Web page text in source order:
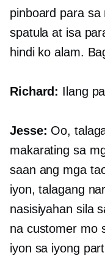
pinboard para
spatula at isa
hindi ko alam.
Richard: Ilang
Jesse: Oo,
makarating sa
saan ang mga
iyon, talagang
nasisiyahan sila
na customer mo
iyon sa iyong